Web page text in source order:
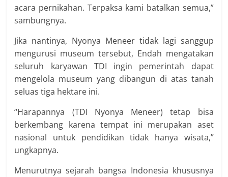
acara pernikahan. Terpaksa kami batalkan semua,”
sambungnya.
Jika nantinya, Nyonya Meneer tidak lagi sanggup
mengurusi museum tersebut, Endah mengatakan
seluruh karyawan TDI ingin pemerintah dapat
mengelola museum yang dibangun di atas tanah
seluas tiga hektare ini.
“Harapannya (TDI Nyonya Meneer) tetap bisa
berkembang karena tempat ini merupakan aset
nasional untuk pendidikan tidak hanya wisata,”
ungkapnya.
Menurutnya sejarah bangsa Indonesia khususnya